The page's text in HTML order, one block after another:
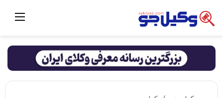
منو